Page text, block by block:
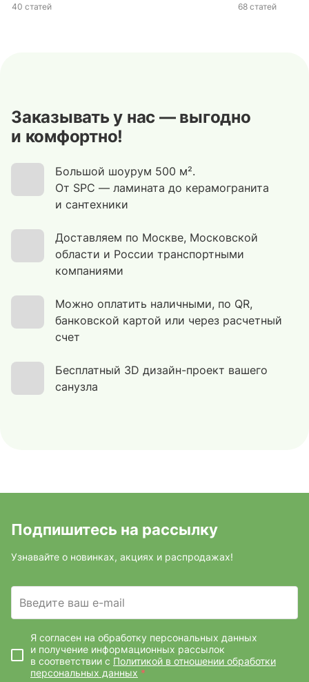
40 статей 68 статей
Заказывать у нас — выгодно
и комфортно!
Большой шоурум 500 м².
От SPC — ламината до керамогранита
и сантехники
Доставляем по Москве, Московской
области и России транспортными
компаниями
Можно оплатить наличными, по QR,
банковской картой или через расчетный
счет
Бесплатный 3D дизайн-проект вашего
санузла
Подпишитесь на рассылку
Узнавайте о новинках, акциях и распродажах!
Введите ваш e-mail
Я согласен на обработку персональных данных
и получение информационных рассылок
в соответствии с Политикой в отношении обработки
персональных данных *